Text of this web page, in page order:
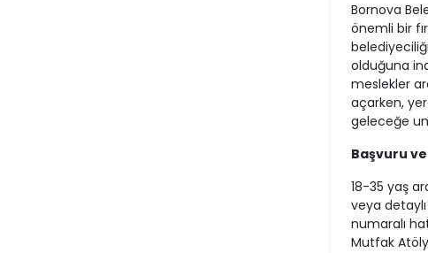
Bornova
önemli bir
olduğuna
meslekler
açarken,
geleceğe
Başvuru
18-35 yaş
veya
numaralı
Mutfak